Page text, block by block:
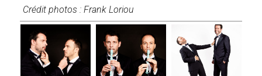
Crédit photos : Frank Loriou